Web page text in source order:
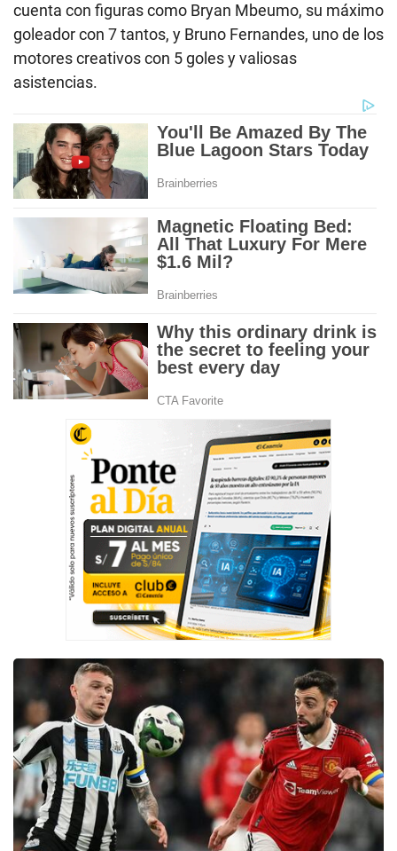
cuenta con figuras como Bryan Mbeumo, su máximo
goleador con 7 tantos, y Bruno Fernandes, uno de los
motores creativos con 5 goles y valiosas
asistencias.